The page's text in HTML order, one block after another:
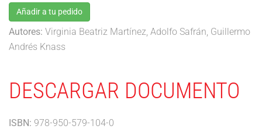
Añadir a tu pedido
Autores: Virginia Beatriz Martínez, Adolfo Safrán, Guillermo
Andrés Knass
DESCARGAR DOCUMENTO
ISBN: 978-950-579-104-0